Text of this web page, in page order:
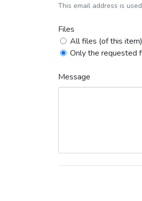
This email address is
Files
All files (of this
Only the requested
Message